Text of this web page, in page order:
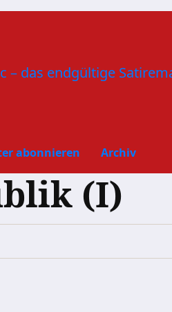
abonnieren Archiv
(I)